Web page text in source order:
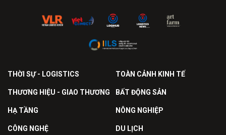
THỜI SỰ - LOGISTICS TOÀN CẢNH KINH TẾ
THƯƠNG HIỆU - GIAO THƯƠNG BẤT ĐỘNG SẢN
HẠ TẦNG NÔNG NGHIỆP
CÔNG NGHỆ DU LỊCH